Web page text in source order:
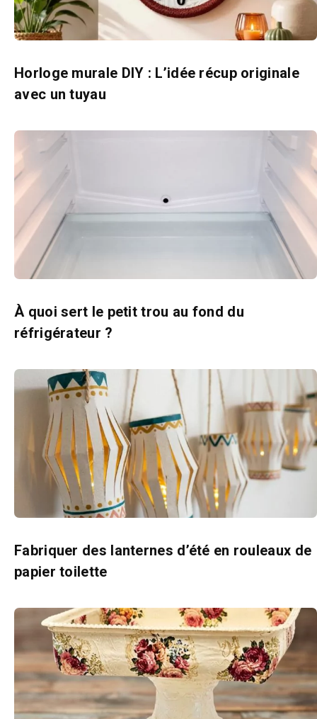
Horloge murale DIY : L’idée récup originale
avec un tuyau
À quoi sert le petit trou au fond du
réfrigérateur ?
Fabriquer des lanternes d’été en rouleaux de
papier toilette